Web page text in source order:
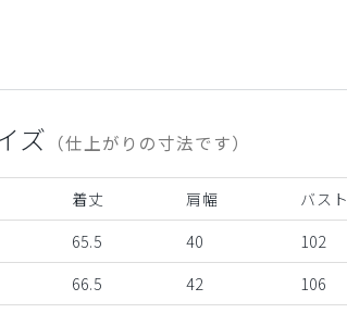
ズ （仕上がりの寸法です）
着丈 肩幅 バスト
65.5 40 102
66.5 42 106